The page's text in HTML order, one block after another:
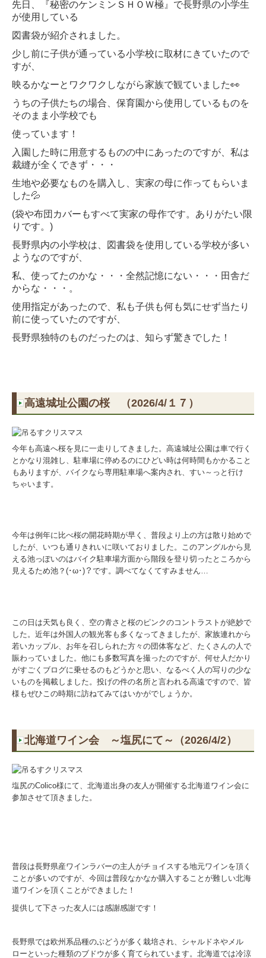
先日、『秘密のケンミンＳＨＯＷ極』で長野県の小学生
が使用している
図書袋が紹介されました。
少し前に子供が通っている小学校に取材にきていたので
すが、
映るかなーとワクワクしながら家族で観ていました👀
うちの子供たちの場合、保育園から使用しているものを
そのまま小学校でも
使っています！
入園した時に用意するものの中にあったのですが、私は
裁縫が全くできず・・・
生地や必要なものを購入し、実家の母に作ってもらいま
した💦
(袋や布団カバーもすべて実家の母作です。ありがたい限
りです。)
長野県内の小学校は、図書袋を使用している学校が多い
ようなのですが、
私、使ってたのかな・・・全然記憶にない・・・田舎だ
からな・・・。
使用指定があったので、私も子供も何も気にせず当たり
前に使っていたのですが、
長野県独特のものだったのは、知らず驚きでした！
高遠城址公園の桜 （2026/4/１７）
今年も高遠へ桜を見に一走りしてきました。高遠城址公園は車で行く
とかなり混雑し、駐車場に停めるのにひどい時は何時間もかかること
もありますが、バイクなら専用駐車場へ案内され、すい～っと行け
ちゃいます。
今年は例年に比べ桜の開花時期が早く、普段より上の方は散り始めで
したが、いつも通りきれいに咲いておりました。このアングルから見
える池っぽいのはバイク駐車場方面から階段を登り切ったところから
見えるため池？(･ω･)？です。調べてなくてすみません…
この日は天気も良く、空の青さと桜のピンクのコントラストが絶妙で
した。近年は外国人の観光客も多くなってきましたが、家族連れから
若いカップル、お年を召しられた方々の団体客など、たくさんの人で
賑わっていました。他にも多数写真を撮ったのですが、何せ人だかり
がすごくブログに乗せるのもどうかと思い、なるべく人の写りの少な
いものを掲載しました。投げの件の名所と言われる高遠ですので、皆
様もぜひこの時期に訪ねてみてはいかがでしょうか。
北海道ワイン会 ～塩尻にて～（2026/4/2）
塩尻のColico様にて、北海道出身の友人が開催する北海道ワイン会に
参加させて頂きました。
普段は長野県産ワインラバーの主人がチョイスする地元ワインを頂く
ことが多いのですが、今回は普段なかなか購入することが難しい北海
道ワインを頂くことができました！
提供して下さった友人には感謝感謝です！
長野県では欧州系品種のぶどうが多く栽培され、シャルドネやメル
ローといった種類のブドウが多く育てられています。北海道では冷涼